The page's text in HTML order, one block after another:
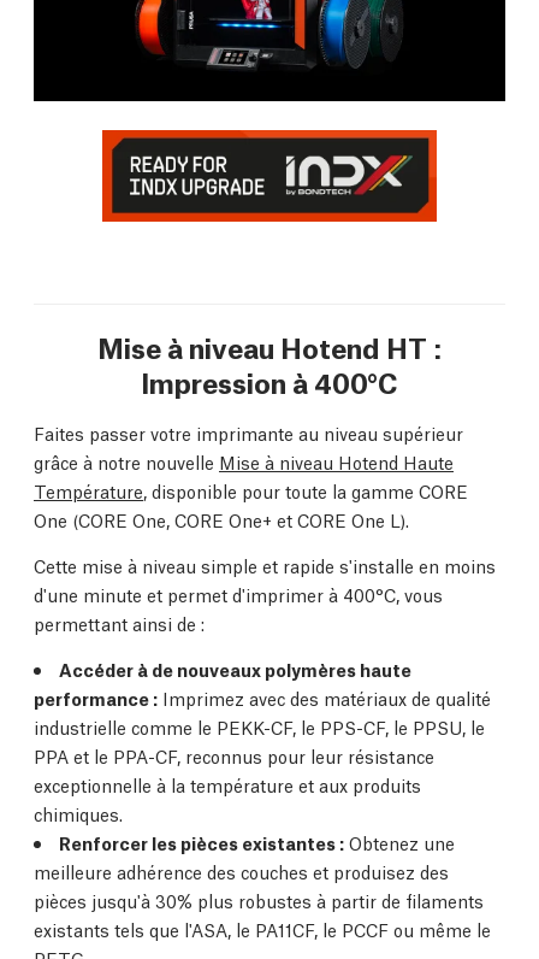
Mise à niveau Hotend HT :
Impression à 400°C
Faites passer votre imprimante au niveau supérieur
grâce à notre nouvelle Mise à niveau Hotend Haute
Température, disponible pour toute la gamme CORE
One (CORE One, CORE One+ et CORE One L).
Cette mise à niveau simple et rapide s'installe en moins
d'une minute et permet d'imprimer à 400°C, vous
permettant ainsi de :
Accéder à de nouveaux polymères haute
performance : Imprimez avec des matériaux de qualité
industrielle comme le PEKK-CF, le PPS-CF, le PPSU, le
PPA et le PPA-CF, reconnus pour leur résistance
exceptionnelle à la température et aux produits
chimiques.
Renforcer les pièces existantes : Obtenez une
meilleure adhérence des couches et produisez des
pièces jusqu'à 30% plus robustes à partir de filaments
existants tels que l'ASA, le PA11CF, le PCCF ou même le